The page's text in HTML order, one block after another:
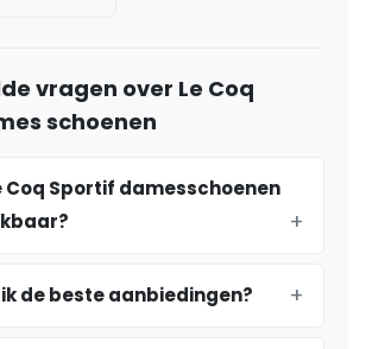
vragen over Le Coq
schoenen
Coq Sportif damesschoenen
de beste aanbiedingen?